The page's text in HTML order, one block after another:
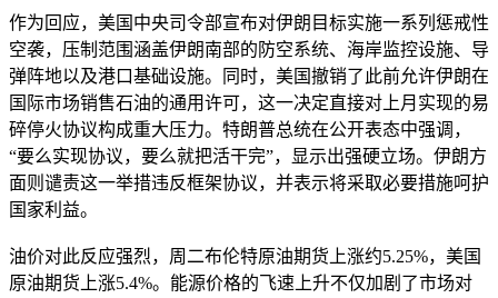
作为回应，美国中央司令部宣布对伊朗目标实施一系列惩戒性
空袭，压制范围涵盖伊朗南部的防空系统、海岸监控设施、导
弹阵地以及港口基础设施。同时，美国撤销了此前允许伊朗在
国际市场销售石油的通用许可，这一决定直接对上月实现的易
碎停火协议构成重大压力。特朗普总统在公开表态中强调，
“要么实现协议，要么就把活干完”，显示出强硬立场。伊朗方
面则谴责这一举措违反框架协议，并表示将采取必要措施呵护
国家利益。
油价对此反应强烈，周二布伦特原油期货上涨约5.25%，美国
原油期货上涨5.4%。能源价格的飞速上升不仅加剧了市场对